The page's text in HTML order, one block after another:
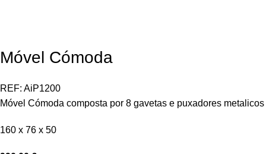
Móvel Cómoda
REF: AiP1200
Móvel Cómoda composta por 8 gavetas e puxadores metalicos
160 x 76 x 50